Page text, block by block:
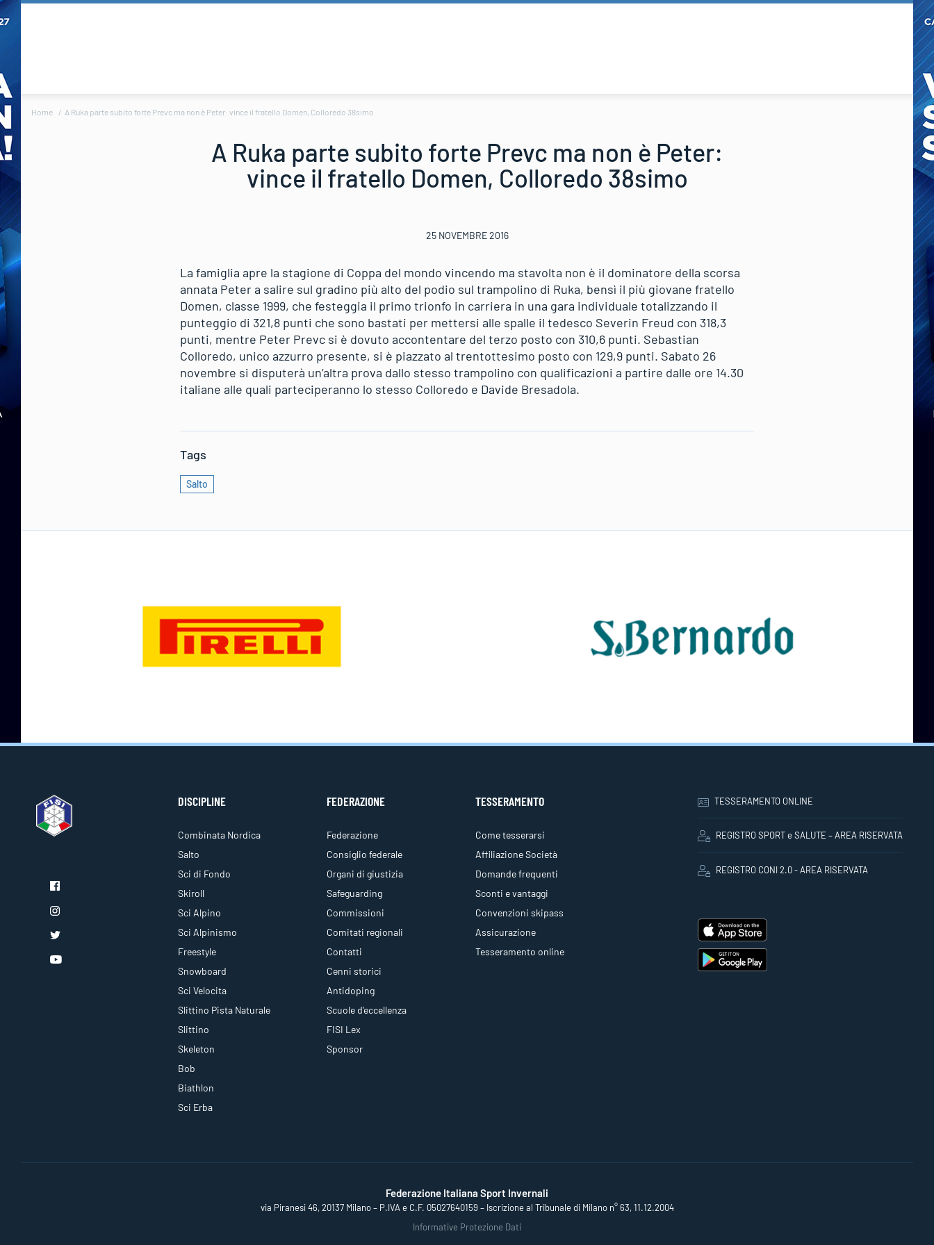
Home A Ruka parte subito forte Prevc ma non è Peter: vince il fratello Domen, Colloredo 38simo
A Ruka parte subito forte Prevc ma non è Peter:
vince il fratello Domen, Colloredo 38simo
25 NOVEMBRE 2016
La famiglia apre la stagione di Coppa del mondo vincendo ma stavolta non è il dominatore della scorsa
annata Peter a salire sul gradino più alto del podio sul trampolino di Ruka, bensì il più giovane fratello
Domen, classe 1999, che festeggia il primo trionfo in carriera in una gara individuale totalizzando il
punteggio di 321,8 punti che sono bastati per mettersi alle spalle il tedesco Severin Freud con 318,3
punti, mentre Peter Prevc si è dovuto accontentare del terzo posto con 310,6 punti. Sebastian
Colloredo, unico azzurro presente, si è piazzato al trentottesimo posto con 129,9 punti. Sabato 26
novembre si disputerà un’altra prova dallo stesso trampolino con qualificazioni a partire dalle ore 14.30
italiane alle quali parteciperanno lo stesso Colloredo e Davide Bresadola.
Tags
Salto
DISCIPLINE
Combinata Nordica
Salto
Sci di Fondo
Skiroll
Sci Alpino
Sci Alpinismo
Freestyle
Snowboard
Sci Velocita
Slittino Pista Naturale
Slittino
Skeleton
Bob
Biathlon
Sci Erba
FEDERAZIONE
Federazione
Consiglio federale
Organi di giustizia
Safeguarding
Commissioni
Comitati regionali
Contatti
Cenni storici
Antidoping
Scuole d'eccellenza
FISI Lex
Sponsor
TESSERAMENTO
Come tesserarsi
Affiliazione Società
Domande frequenti
Sconti e vantaggi
Convenzioni skipass
Assicurazione
Tesseramento online
TESSERAMENTO ONLINE
REGISTRO SPORT e SALUTE – AREA RISERVATA
REGISTRO CONI 2.0 - AREA RISERVATA
Federazione Italiana Sport Invernali
via Piranesi 46, 20137 Milano – P.IVA e C.F. 05027640159 – Iscrizione al Tribunale di Milano n° 63, 11.12.2004
Informative Protezione Dati